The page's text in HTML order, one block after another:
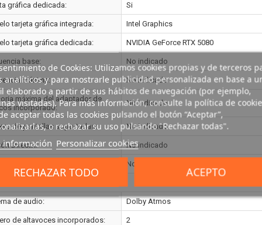
gráfica dedicada: Si
tarjeta gráfica integrada: Intel Graphics
tarjeta gráfica dedicada: NVIDIA GeForce RTX 5080
base: No indicado
máxima: No indicado
máxima del adaptador de
incorporado:
No indicado
de pantallas soportadas: No indicado
DirectX: No indicado
No indicado
de audio: Dolby Atmos
de altavoces incorporados: 2
de Cookies: Utilizamos cookies propias y de terceros
analíticos y para mostrarle publicidad personalizada en base a
elaborado a partir de sus hábitos de navegación (por ejemplo,
visitadas). Para más información, consulte la política de
aceptar todas las cookies pulsando el botón “Aceptar”,
o rechazar su uso pulsando "Rechazar todas".
información Personalizar cookies
RECHAZAR TODO ACEPTO